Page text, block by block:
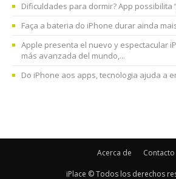
Dificuldades para dormir? App possibilita
Faça a bateria do iPhone durar ainda
Apple presenta el nuevo y espectacular
más avanzada del mundo,...
Do iPhone aos apps, tecnologia ajuda a
Acerca de Contacto
iPlace © Todos los derechos